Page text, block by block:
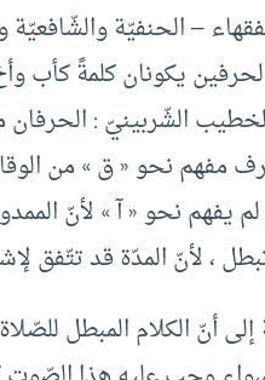
– الحنفيّة والشّافعيّة
يكونان كلمةً كأب
الشّربينيّ : الحرفان
مفهم نحو « ق » من
يفهم نحو « آ » لأنّ
، لأنّ المدّة قد تتّفق
إلى أنّ الكلام المبطل